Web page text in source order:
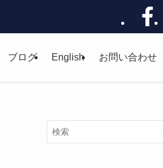
ブログ English お問い合わせ